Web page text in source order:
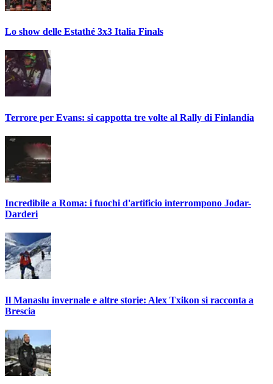
Lo show delle Estathé 3x3 Italia Finals
Terrore per Evans: si cappotta tre volte al Rally di Finlandia
Incredibile a Roma: i fuochi d'artificio interrompono Jodar-
Darderi
Il Manaslu invernale e altre storie: Alex Txikon si racconta a
Brescia